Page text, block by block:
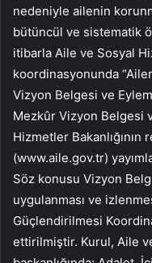
nedeniyle ailenin
bütüncül ve sistematik
itibarla Aile ve Sosyal
koordinasyonunda
Vizyon Belgesi ve Eylem
Mezkûr Vizyon Belgesi
Hizmetler
(www.aile.gov.tr)
Söz konusu Vizyon
uygulanması ve
Güçlendirilmesi
ettirilmiştir. Kurul, Aile